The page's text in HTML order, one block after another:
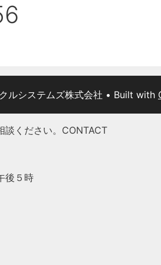
ルシステムズ株式会社 • Built with
ください。 CONTACT
後５時